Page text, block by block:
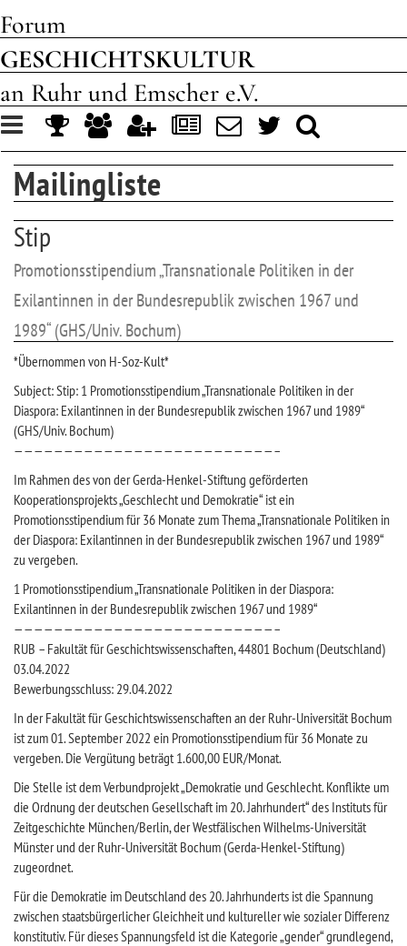
Forum
GESCHICHTSKULTUR
an Ruhr und Emscher e.V.
Toggle
navigation
Mailingliste
Stip
Promotionsstipendium „Transnationale Politiken in der
Exilantinnen in der Bundesrepublik zwischen 1967 und
1989“ (GHS/Univ. Bochum)
*Übernommen von H-Soz-Kult*
Subject: Stip: 1 Promotionsstipendium „Transnationale Politiken in der
Diaspora: Exilantinnen in der Bundesrepublik zwischen 1967 und 1989“
(GHS/Univ. Bochum)
——————————————————————————–
Im Rahmen des von der Gerda-Henkel-Stiftung geförderten
Kooperationsprojekts „Geschlecht und Demokratie“ ist ein
Promotionsstipendium für 36 Monate zum Thema „Transnationale Politiken in
der Diaspora: Exilantinnen in der Bundesrepublik zwischen 1967 und 1989“
zu vergeben.
1 Promotionsstipendium „Transnationale Politiken in der Diaspora:
Exilantinnen in der Bundesrepublik zwischen 1967 und 1989“
——————————————————————————–
RUB – Fakultät für Geschichtswissenschaften, 44801 Bochum (Deutschland)
03.04.2022
Bewerbungsschluss: 29.04.2022
In der Fakultät für Geschichtswissenschaften an der Ruhr-Universität Bochum
ist zum 01. September 2022 ein Promotionsstipendium für 36 Monate zu
vergeben. Die Vergütung beträgt 1.600,00 EUR/Monat.
Die Stelle ist dem Verbundprojekt „Demokratie und Geschlecht. Konflikte um
die Ordnung der deutschen Gesellschaft im 20. Jahrhundert“ des Instituts für
Zeitgeschichte München/Berlin, der Westfälischen Wilhelms-Universität
Münster und der Ruhr-Universität Bochum (Gerda-Henkel-Stiftung)
zugeordnet.
Für die Demokratie im Deutschland des 20. Jahrhunderts ist die Spannung
zwischen staatsbürgerlicher Gleichheit und kultureller wie sozialer Differenz
konstitutiv. Für dieses Spannungsfeld ist die Kategorie „gender“ grundlegend,